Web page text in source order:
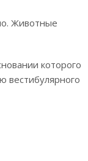
Животные
которого
вестибулярного